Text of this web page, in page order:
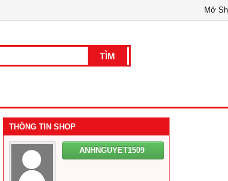
Mở
THÔNG TIN SHOP
ANHNGUYET1509